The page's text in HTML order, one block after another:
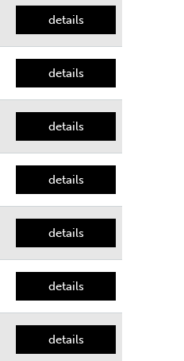
details
details
details
details
details
details
details